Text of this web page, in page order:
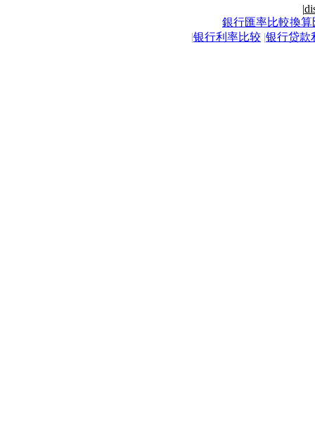
|
銀行匯率比較換算
|银行利率比较 |银行贷款